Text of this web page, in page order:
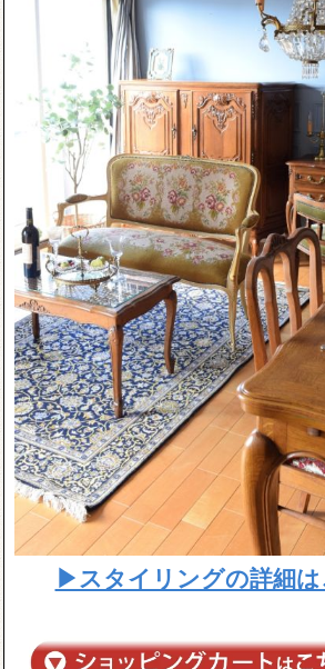
▶スタイリングの詳細